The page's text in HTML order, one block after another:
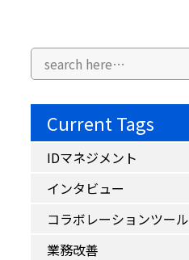
Current Tags
IDマネジメント
インタビュー
コラボレーションツール
業務改善